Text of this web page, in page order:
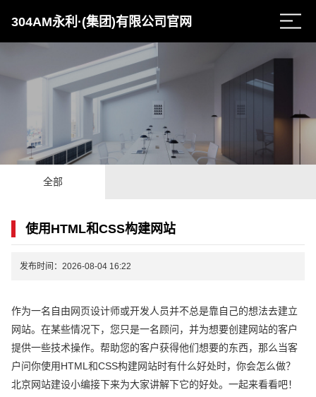
304AM永利·(集团)有限公司官网
全部
使用HTML和CSS构建网站
发布时间：2026-08-04 16:22
作为一名自由网页设计师或开发人员并不总是靠自己的想法去建立
网站。在某些情况下，您只是一名顾问，并为想要创建网站的客户
提供一些技术操作。帮助您的客户获得他们想要的东西，那么当客
户问你使用HTML和CSS构建网站时有什么好处时，你会怎么做？
北京网站建设小编接下来为大家讲解下它的好处。一起来看看吧！